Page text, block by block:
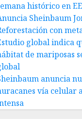
histórico en
Sheinbaum
con
global indica
de mariposas
anuncia
vía celular